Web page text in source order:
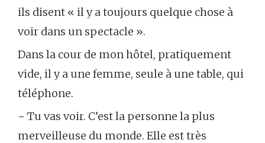
ils disent « il y a toujours quelque chose à
voir dans un spectacle ».
Dans la cour de mon hôtel, pratiquement
vide, il y a une femme, seule à une table, qui
téléphone.
− Tu vas voir. C’est la personne la plus
merveilleuse du monde. Elle est très